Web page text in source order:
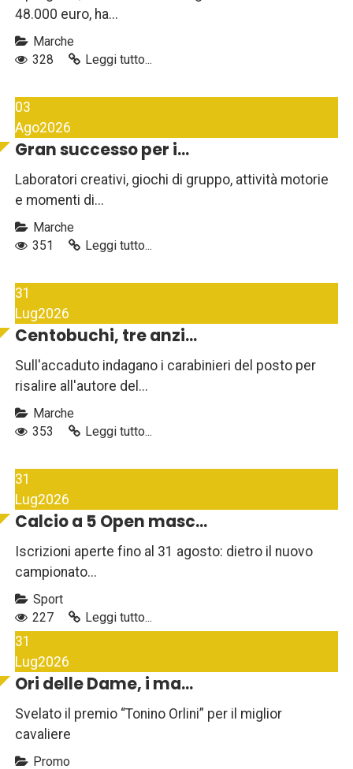
48.000 euro, ha...
Marche
328
Leggi tutto...
03
Ago2026
Gran successo per i...
Laboratori creativi, giochi di gruppo, attività motorie
e momenti di...
Marche
351
Leggi tutto...
31
Lug2026
Centobuchi, tre anzi...
Sull'accaduto indagano i carabinieri del posto per
risalire all'autore del...
Marche
353
Leggi tutto...
31
Lug2026
Calcio a 5 Open masc...
Iscrizioni aperte fino al 31 agosto: dietro il nuovo
campionato...
Sport
227
Leggi tutto...
31
Lug2026
Ori delle Dame, i ma...
Svelato il premio “Tonino Orlini” per il miglior
cavaliere
Promo